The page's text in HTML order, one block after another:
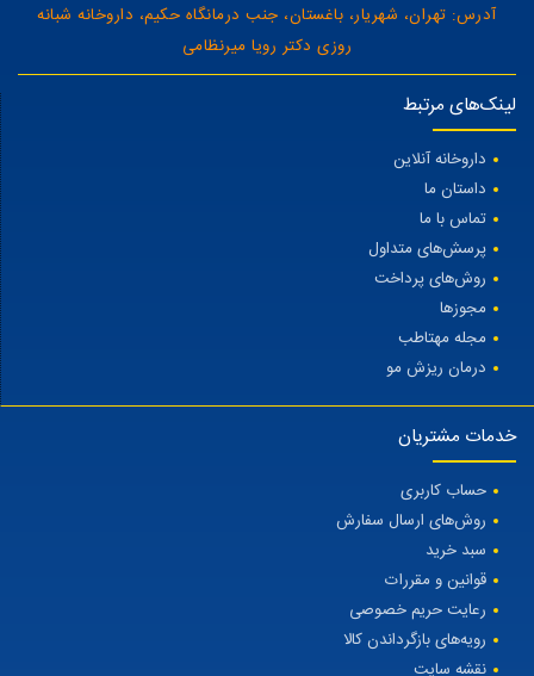
آدرس: تهران، شهریار، باغستان، جنب درمانگاه حکیم، داروخانه شبانه
روزی دکتر رویا میرنظامی
لینک‌های مرتبط
داروخانه آنلاین
داستان ما
تماس با ما
پرسش‌های متداول
روش‌های پرداخت
مجوزها
مجله مهتاطب
درمان ریزش مو
خدمات مشتریان
حساب کاربری
روش‌های ارسال سفارش
سبد خرید
قوانین و مقررات
رعایت حریم خصوصی
رویه‌های بازگرداندن کالا
نقشه سایت